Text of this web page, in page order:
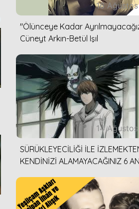
16
''Ölünceye Kadar
Cüneyt Arkın-Betül Işıl
14
SÜRÜKLEYECİLİĞİ İLE
KENDİNİZİ ALAMAYACAĞINIZ 6